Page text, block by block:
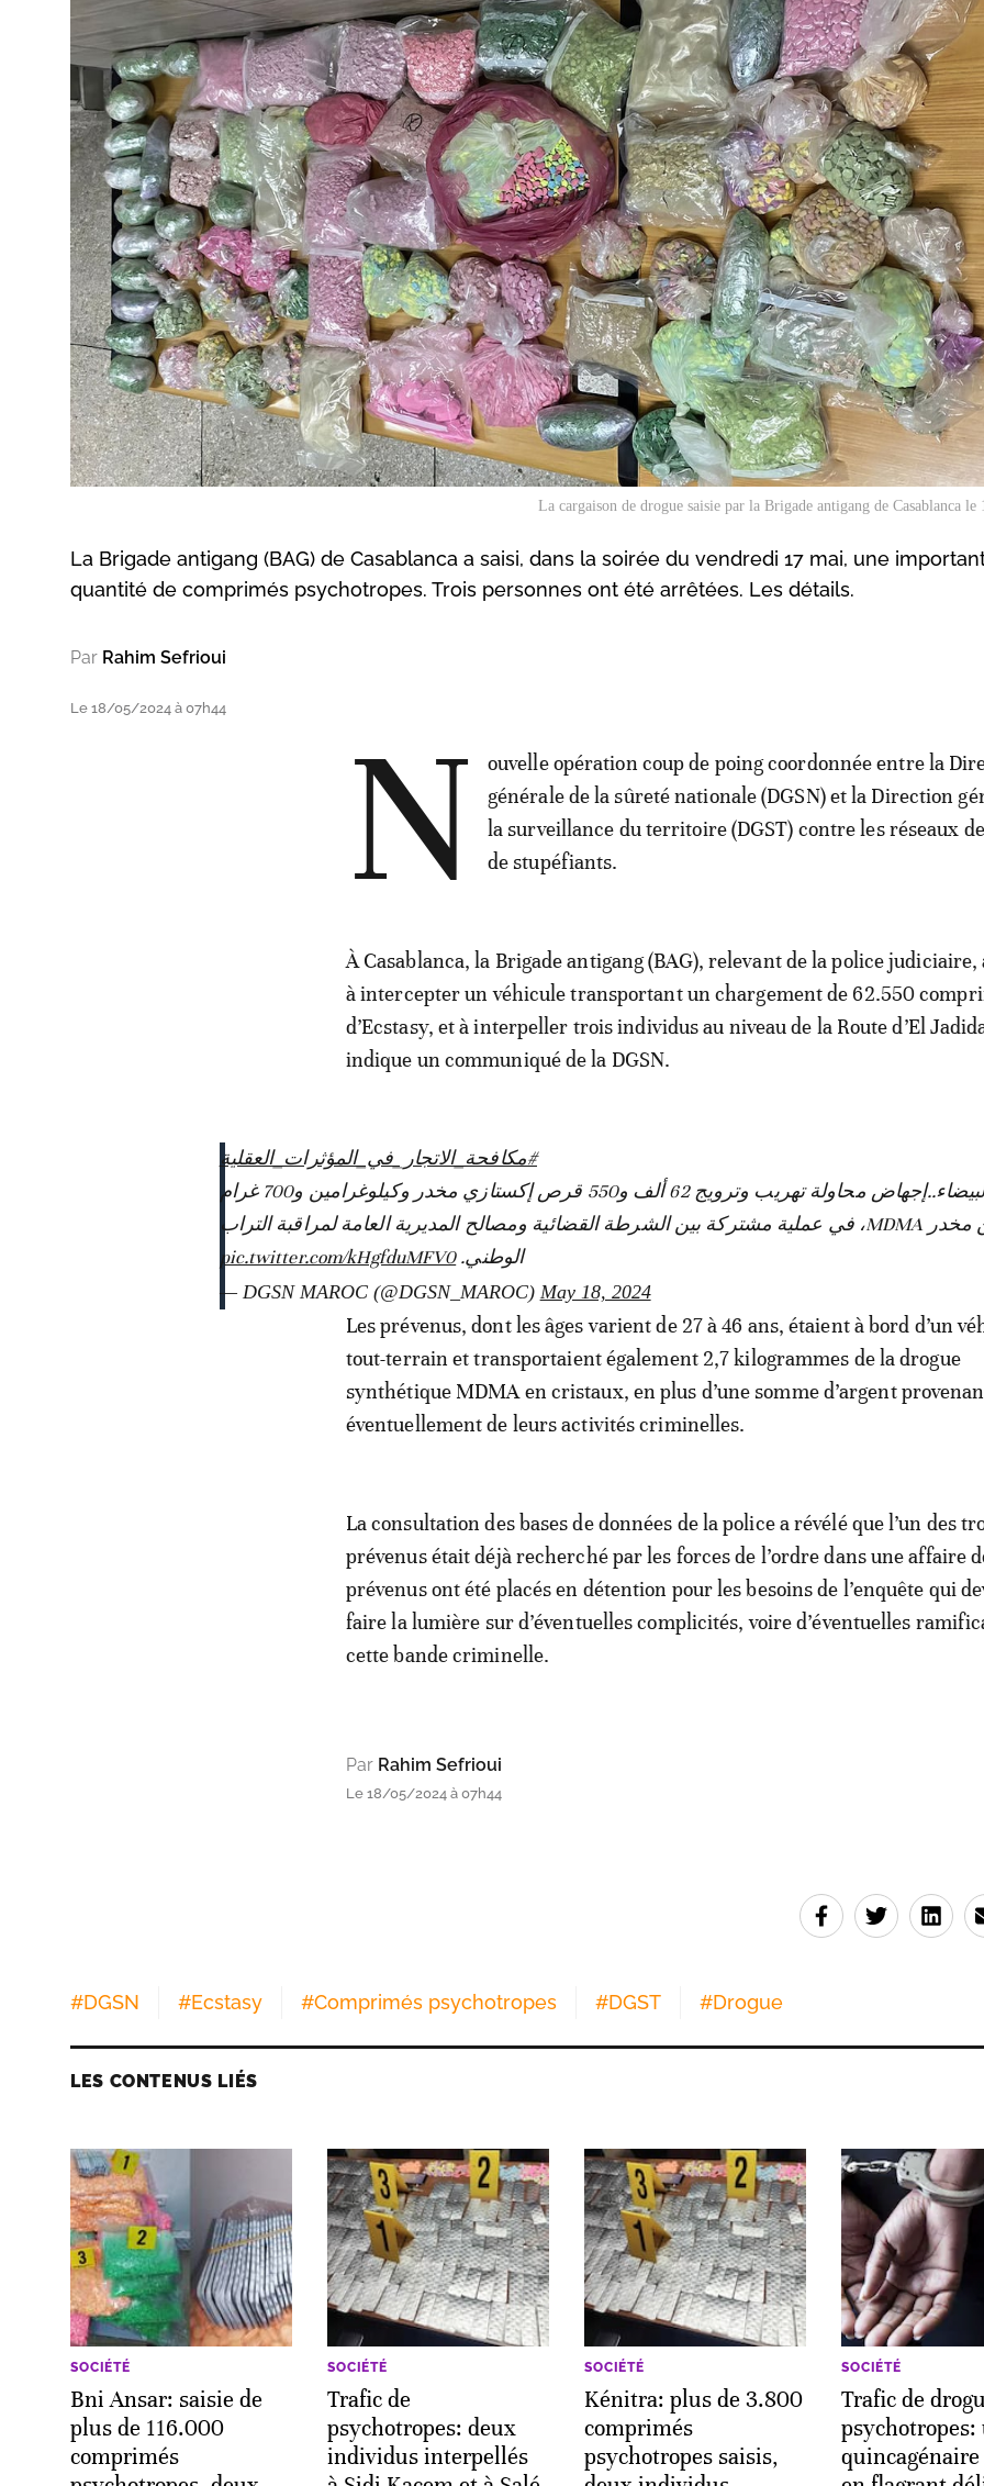
La cargaison de drogue saisie par la Brigade antigang de Casablanca le
La Brigade antigang (BAG) de Casablanca a saisi, dans la soirée du vendredi 17 mai, une
quantité de comprimés psychotropes. Trois personnes ont été arrêtées. Les détails.
Par Rahim Sefrioui
Le 18/05/2024 à 07h44 N
ouvelle opération coup de poing coordonnée entre la
générale de la sûreté nationale (DGSN) et la Direction
la surveillance du territoire (DGST) contre les réseaux
de stupéfiants.
À Casablanca, la Brigade antigang (BAG), relevant de la police judiciaire,
à intercepter un véhicule transportant un chargement de 62.550
d’Ecstasy, et à interpeller trois individus au niveau de la Route d’El
indique un communiqué de la DGSN.
#مكافحة_الاتجار_في_المؤثرات_العقلية
الدار البيضاء..إجهاض محاولة تهريب وترويج 62 ألف و550 قرص إكستازي مخدر وكيلوغرامين و700 غرام
من مخدر MDMA، في عملية مشتركة بين الشرطة القضائية ومصالح المديرية العامة لمراقبة التراب
الوطني.pic.twitter.com/kHgfduMFV0
— DGSN MAROC (@DGSN_MAROC) May 18, 2024
Les prévenus, dont les âges varient de 27 à 46 ans, étaient à bord d’un
tout-terrain et transportaient également 2,7 kilogrammes de la drogue
synthétique MDMA en cristaux, en plus d’une somme d’argent
éventuellement de leurs activités criminelles.
La consultation des bases de données de la police a révélé que l’un des
prévenus était déjà recherché par les forces de l’ordre dans une affaire
prévenus ont été placés en détention pour les besoins de l’enquête qui
faire la lumière sur d’éventuelles complicités, voire d’éventuelles
cette bande criminelle.
Par Rahim Sefrioui
Le 18/05/2024 à 07h44
#DGSN #Ecstasy #Comprimés psychotropes #DGST #Drogue
LES CONTENUS LIÉS
SOCIÉTÉ
Bni Ansar: saisie de
plus de 116.000
comprimés
SOCIÉTÉ
Trafic de
psychotropes: deux
individus interpellés
SOCIÉTÉ
Kénitra: plus de 3.800
comprimés
psychotropes saisis,
SOCIÉTÉ
Trafic de
psychotropes: